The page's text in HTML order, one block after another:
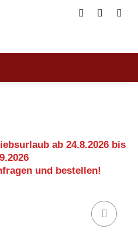
ab 24.8.2026 bis
und bestellen!